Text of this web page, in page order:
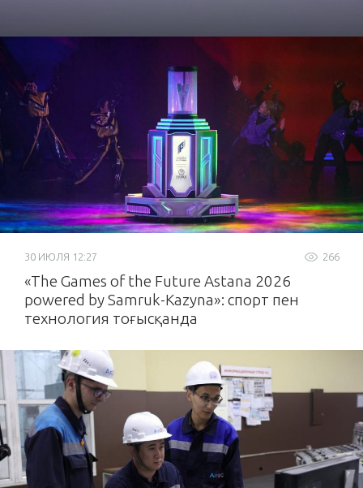
266
30 ИЮЛЯ 12:27
«The Games of the Future Astana 2026
powered by Samruk-Kazyna»: спорт пен
технология тоғысқанда